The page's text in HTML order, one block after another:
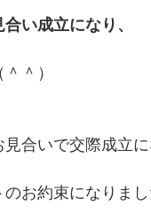
い成立になり、
＾）
合いで交際成立に
お約束になりま